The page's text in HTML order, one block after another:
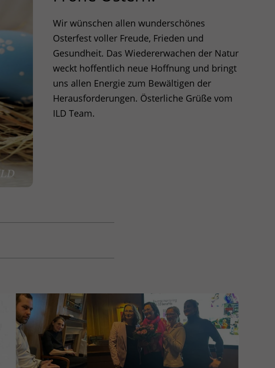
Wir wünschen allen wunderschönes
Osterfest voller Freude, Frieden und
Gesundheit. Das Wiedererwachen der Natur
weckt hoffentlich neue Hoffnung und bringt
uns allen Energie zum Bewältigen der
Herausforderungen. Österliche Grüße vom
ILD Team.